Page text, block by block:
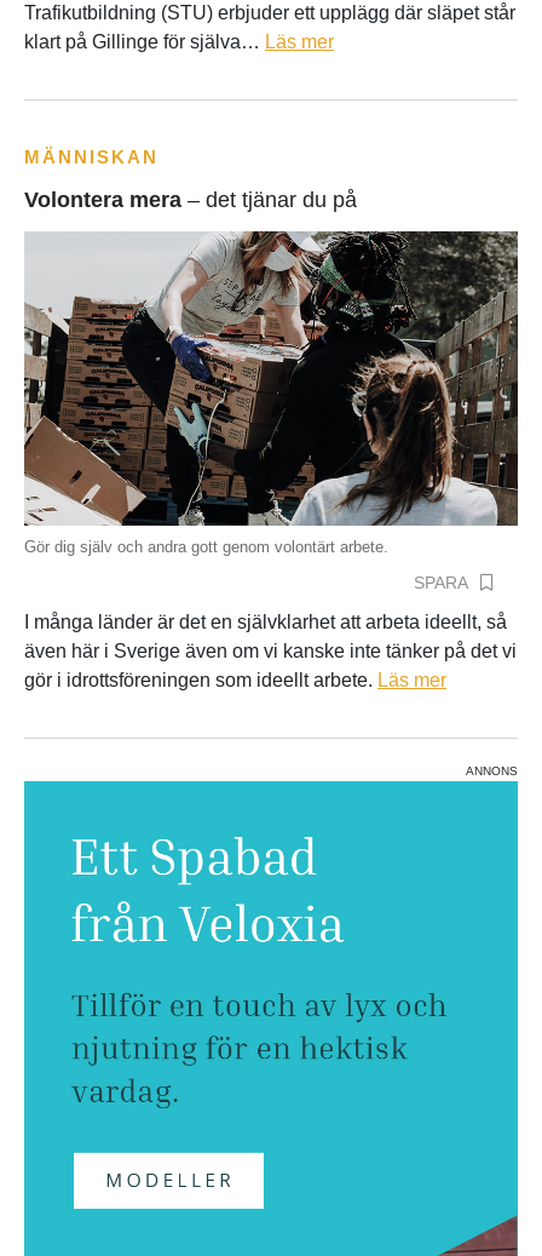
Trafikutbildning (STU) erbjuder ett upplägg där släpet står
klart på Gillinge för själva… Läs mer
MÄNNISKAN
Volontera mera – det tjänar du på
Gör dig själv och andra gott genom volontärt arbete.
SPARA
I många länder är det en självklarhet att arbeta ideellt, så
även här i Sverige även om vi kanske inte tänker på det vi
gör i idrottsföreningen som ideellt arbete. Läs mer
ANNONS